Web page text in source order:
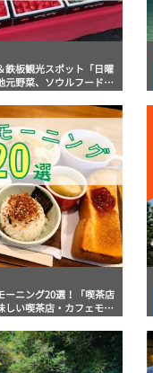
鉄板観光スポット「日曜
元野菜、ソウルフードま
ーニング20選！「喫茶店
しい喫茶店・カフェモー